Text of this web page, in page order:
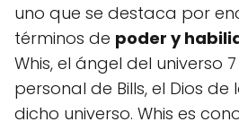
uno que se destaca por
términos de poder y
Whis, el ángel del universo
personal de Bills, el Dios
dicho universo. Whis es